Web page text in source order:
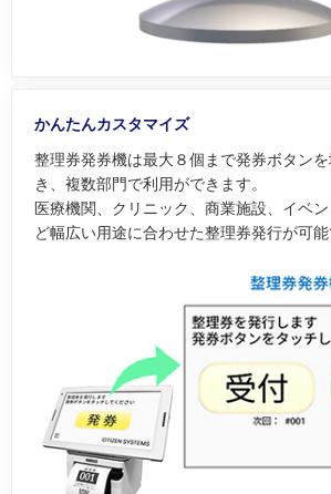
かんたんカスタマイズ
整理券発券機は最大８個まで発券ボタン
き、複数部門で利用ができます。
医療機関、クリニック、商業施設、イベ
ど幅広い用途に合わせた整理券発行が可能